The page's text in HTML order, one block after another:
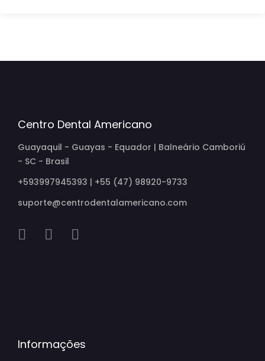
Centro Dental Americano
Guayaquil - Guayas - Equador | Balneário Camboriú
- SC - Brasil
+593997945393 | +55 (47) 98920-9733
suporte@centrodentalamericano.com
Informações